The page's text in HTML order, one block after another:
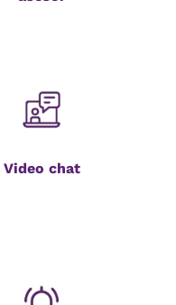
Video chat